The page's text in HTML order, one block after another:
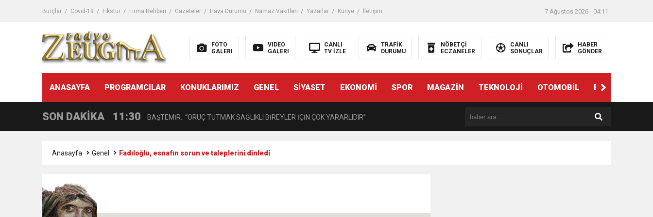
Burçlar Covid-19 Fikstür Firma Rehberi Gazeteler Hava Durumu Namaz Vakitleri Yazarlar Künye İletişim 7 Ağustos 2026 - 04:11
FOTO
GALERI
VIDEO
GALERI
CANLI
TV İZLE
TRAFİK
DURUMU
NÖBETÇİ
ECZANELER
CANLI
SONUÇLAR
HABER
GÖNDER
ANASAYFA PROGRAMCILAR KONUKLARIMIZ GENEL SİYASET EKONOMİ SPOR MAGAZİN TEKNOLOJİ OTOMOBİL EĞİTİM
SON DAKİKA
14:08 Gaziantep FK o yıldızı getiriyor
11:59 GÖĞÜS HASTALIKLARI UZMANINDAN LİSELİLERE BİLGİLENDİRME
11:30 BAŞTEMİR: “ORUÇ TUTMAK SAĞLIKLI BİREYLER İÇİN ÇOK YARARLIDIR”
Anasayfa Genel Fadıloğlu, esnafın sorun ve taleplerini dinledi